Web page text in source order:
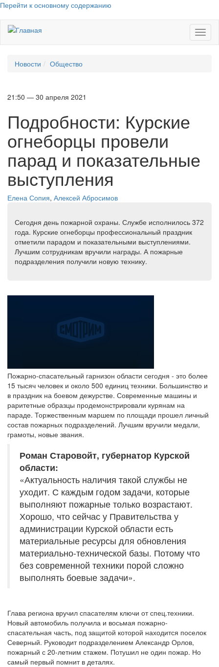
Перейти к основному содержанию
Новости Общество
21:50 — 30 апреля 2021
Подробности: Курские
огнеборцы провели
парад и показательные
выступления
Елена Сопия, Алексей Абросимов
Сегодня день пожарной охраны. Службе исполнилось 372
года. Курские огнеборцы профессиональный праздник
отметили парадом и показательными выступлениями.
Лучшим сотрудникам вручили награды. А пожарные
подразделения получили новую технику.
Пожарно-спасательный гарнизон области сегодня - это более
15 тысяч человек и около 500 единиц техники. Большинство и
в праздник на боевом дежурстве. Современные машины и
раритетные образцы продемонстрировали курянам на
параде. Торжественным маршем по площади прошел личный
состав пожарных подразделений. Лучшим вручили медали,
грамоты, новые звания.
Роман Старовойт, губернатор Курской
области:
«Актуальность наличия такой службы не
уходит. С каждым годом задачи, которые
выполняют пожарные только возрастают.
Хорошо, что сейчас у Правительства у
администрации Курской области есть
материальные ресурсы для обновления
материально-технической базы. Потому что
без современной техники порой сложно
выполнять боевые задачи».
Глава региона вручил спасателям ключи от спец.техники.
Новый автомобиль получила и восьмая пожарно-
спасательная часть, под защитой которой находится поселок
Северный. Руководит подразделением Александр Орлов,
пожарный с 20-летним стажем. Потушил не один пожар. Но
самый первый помнит в деталях.